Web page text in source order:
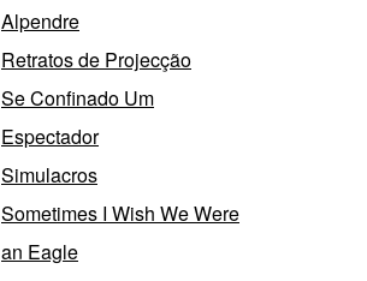
Alpendre
Retratos de Projecção
Se Confinado Um
Espectador
Simulacros
Sometimes I Wish We Were
an Eagle